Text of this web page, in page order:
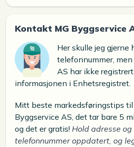
Kontakt MG Byggservice
Her skulle jeg gjerne
telefonnummer,
AS har ikke
informasjonen i Enhetsregistret.
Mitt beste markedsføringstips til
Byggservice AS, det tar bare 5
og det er gratis! Hold adresse og
telefonnummer oppdatert, og